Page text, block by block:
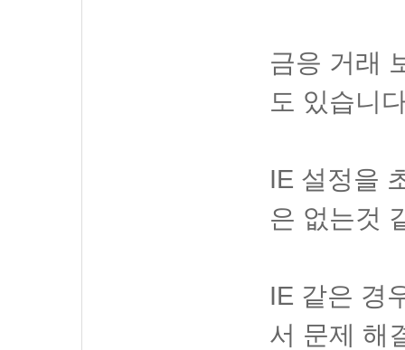
금응 거래
도 있습니
IE 설정을
은 없는것
IE 같은 경
서 문제 해